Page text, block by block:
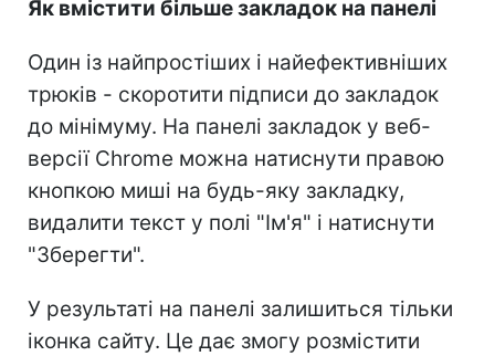
Як вмістити більше закладок на панелі
Один із найпростіших і найефективніших
трюків - скоротити підписи до закладок
до мінімуму. На панелі закладок у веб-
версії Chrome можна натиснути правою
кнопкою миші на будь-яку закладку,
видалити текст у полі "Ім'я" і натиснути
"Зберегти".
У результаті на панелі залишиться тільки
іконка сайту. Це дає змогу розмістити